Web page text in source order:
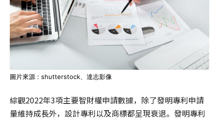
圖片來源 : shutterstock、達志影像
綜觀2022年3項主要智財權申請數據，除了發明專利申請
量維持成長外，設計專利以及商標都呈現衰退。發明專利